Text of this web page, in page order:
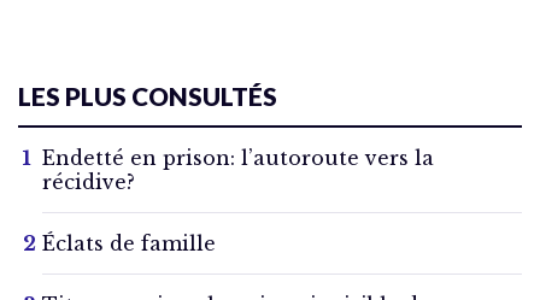
LES PLUS CONSULTÉS
Endetté en prison: l’autoroute vers la
récidive?
Éclats de famille